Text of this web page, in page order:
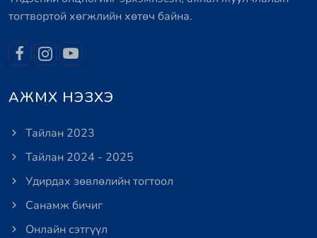
тогтвортой хөгжлийн хөтөч байна.
АЖМХ НЭЗХЭ
Тайлан 2023
Тайлан 2024 - 2025
Удирдах зөвлөлийн тогтоол
Санамж бичиг
Онлайн сэтгүүл